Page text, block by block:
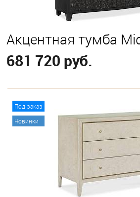
Акцентная тумба
681 720 руб.
Под заказ
Новинки